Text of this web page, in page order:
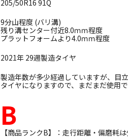
205/50R16 91Q
9分山程度 (バリ溝)
残り溝センター付近8.0ｍｍ程度
プラットフォームより4.0ｍｍ程度
2021年 29週製造タイヤ
製造年数が多少経過していますが、目
タイヤになりますので、まだまだ使用
B
【商品ランクB】：走行距離・偏磨耗